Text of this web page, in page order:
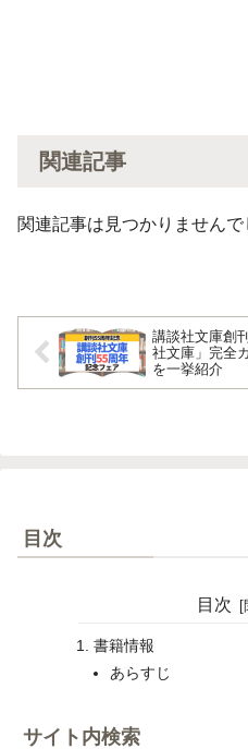
関連記事
関連記事は見つかりませんで
講談社文庫創
社文庫」完全
を一挙紹介
目次
目次
書籍情報
あらすじ
サイト内検索